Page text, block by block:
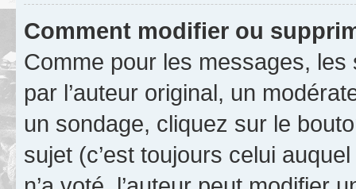
Comment modifier ou
Comme pour les messages,
par l’auteur original, un
un sondage, cliquez sur le
sujet (c’est toujours celui